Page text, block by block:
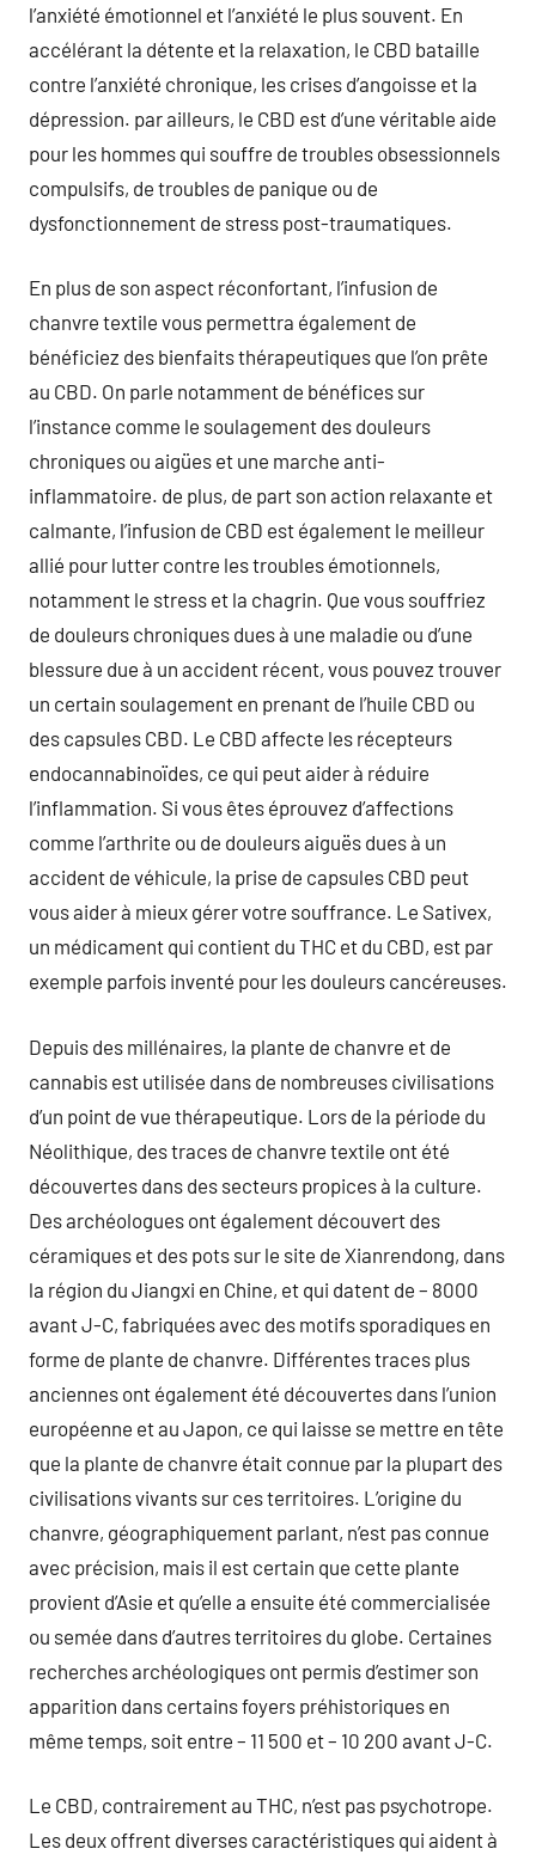
l’anxiété émotionnel et l’anxiété le plus souvent. En
accélérant la détente et la relaxation, le CBD bataille
contre l’anxiété chronique, les crises d’angoisse et la
dépression. par ailleurs, le CBD est d’une véritable aide
pour les hommes qui souffre de troubles obsessionnels
compulsifs, de troubles de panique ou de
dysfonctionnement de stress post-traumatiques.
En plus de son aspect réconfortant, l’infusion de
chanvre textile vous permettra également de
bénéficiez des bienfaits thérapeutiques que l’on prête
au CBD. On parle notamment de bénéfices sur
l’instance comme le soulagement des douleurs
chroniques ou aigües et une marche anti-
inflammatoire. de plus, de part son action relaxante et
calmante, l’infusion de CBD est également le meilleur
allié pour lutter contre les troubles émotionnels,
notamment le stress et la chagrin. Que vous souffriez
de douleurs chroniques dues à une maladie ou d’une
blessure due à un accident récent, vous pouvez trouver
un certain soulagement en prenant de l’huile CBD ou
des capsules CBD. Le CBD affecte les récepteurs
endocannabinoïdes, ce qui peut aider à réduire
l’inflammation. Si vous êtes éprouvez d’affections
comme l’arthrite ou de douleurs aiguës dues à un
accident de véhicule, la prise de capsules CBD peut
vous aider à mieux gérer votre souffrance. Le Sativex,
un médicament qui contient du THC et du CBD, est par
exemple parfois inventé pour les douleurs cancéreuses.
Depuis des millénaires, la plante de chanvre et de
cannabis est utilisée dans de nombreuses civilisations
d’un point de vue thérapeutique. Lors de la période du
Néolithique, des traces de chanvre textile ont été
découvertes dans des secteurs propices à la culture.
Des archéologues ont également découvert des
céramiques et des pots sur le site de Xianrendong, dans
la région du Jiangxi en Chine, et qui datent de – 8000
avant J-C, fabriquées avec des motifs sporadiques en
forme de plante de chanvre. Différentes traces plus
anciennes ont également été découvertes dans l’union
européenne et au Japon, ce qui laisse se mettre en tête
que la plante de chanvre était connue par la plupart des
civilisations vivants sur ces territoires. L’origine du
chanvre, géographiquement parlant, n’est pas connue
avec précision, mais il est certain que cette plante
provient d’Asie et qu’elle a ensuite été commercialisée
ou semée dans d’autres territoires du globe. Certaines
recherches archéologiques ont permis d’estimer son
apparition dans certains foyers préhistoriques en
même temps, soit entre – 11 500 et – 10 200 avant J-C.
Le CBD, contrairement au THC, n’est pas psychotrope.
Les deux offrent diverses caractéristiques qui aident à